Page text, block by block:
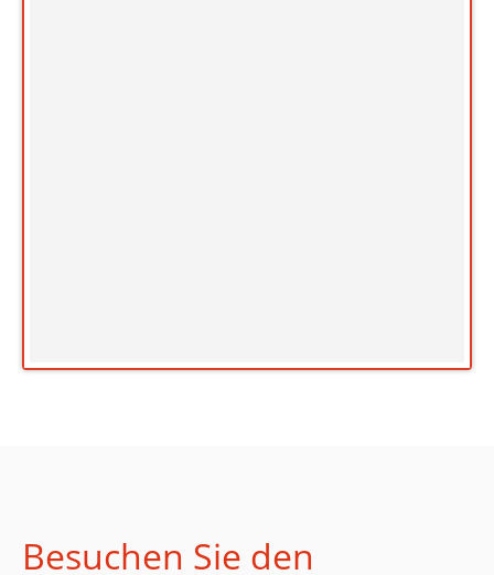
Besuchen Sie den